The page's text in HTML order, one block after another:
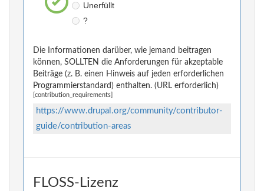
Unerfüllt
?
Die Informationen darüber, wie jemand beitragen
können, SOLLTEN die Anforderungen für akzeptable
Beiträge (z. B. einen Hinweis auf jeden erforderlichen
Programmierstandard) enthalten. (URL erforderlich)
[contribution_requirements]
https://www.drupal.org/community/contributor-
guide/contribution-areas
FLOSS-Lizenz